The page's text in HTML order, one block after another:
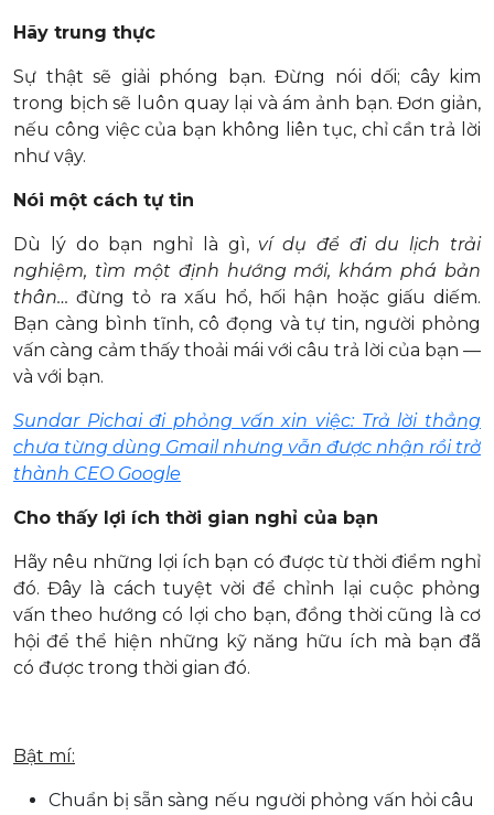
Hãy trung thực
Sự thật sẽ giải phóng bạn. Đừng nói dối; cây kim
trong bịch sẽ luôn quay lại và ám ảnh bạn. Đơn giản,
nếu công việc của bạn không liên tục, chỉ cần trả lời
như vậy.
Nói một cách tự tin
Dù lý do bạn nghỉ là gì, ví dụ để đi du lịch trải
nghiệm, tìm một định hướng mới, khám phá bản
thân… đừng tỏ ra xấu hổ, hối hận hoặc giấu diếm.
Bạn càng bình tĩnh, cô đọng và tự tin, người phỏng
vấn càng cảm thấy thoải mái với câu trả lời của bạn —
và với bạn.
Sundar Pichai đi phỏng vấn xin việc: Trả lời thẳng
chưa từng dùng Gmail nhưng vẫn được nhận rồi trở
thành CEO Google
Cho thấy lợi ích thời gian nghỉ của bạn
Hãy nêu những lợi ích bạn có được từ thời điểm nghỉ
đó. Đây là cách tuyệt vời để chỉnh lại cuộc phỏng
vấn theo hướng có lợi cho bạn, đồng thời cũng là cơ
hội để thể hiện những kỹ năng hữu ích mà bạn đã
có được trong thời gian đó.
Bật mí:
Chuẩn bị sẵn sàng nếu người phỏng vấn hỏi câu